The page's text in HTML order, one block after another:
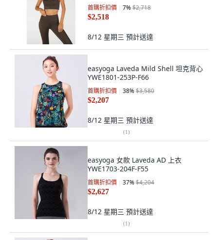
首購折扣價 7%$2,718
$2,518
8/12 星期三 預計送達
easyoga Laveda Mild Shell 坦克背心
YWE1801-253P-F66
首購折扣價 38%$3,580
$2,207
8/12 星期三 預計送達
(1)
easyoga 女款 Laveda AD 上衣
YWE1703-204F-F55
首購折扣價 37%$4,204
$2,627
8/12 星期三 預計送達
(1)